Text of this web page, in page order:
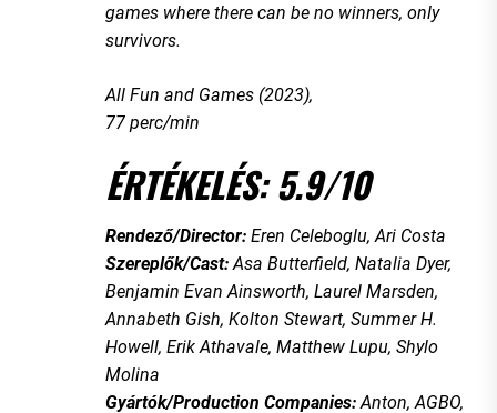
games where there can be no winners, only
survivors.
All Fun and Games (2023),
77 perc/min
ÉRTÉKELÉS: 5.9/10
Rendező/Director: Eren Celeboglu, Ari Costa
Szereplők/Cast: Asa Butterfield, Natalia Dyer,
Benjamin Evan Ainsworth, Laurel Marsden,
Annabeth Gish, Kolton Stewart, Summer H.
Howell, Erik Athavale, Matthew Lupu, Shylo
Molina
Gyártók/Production Companies: Anton, AGBO,